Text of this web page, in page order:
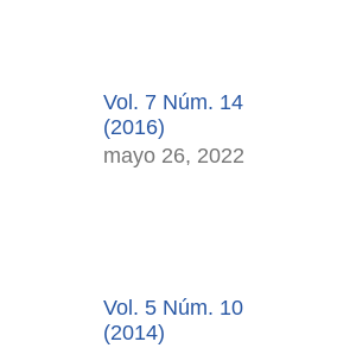
Vol. 7 Núm. 14
(2016)
mayo 26, 2022
Vol. 5 Núm. 10
(2014)